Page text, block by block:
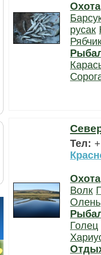
Охота
русак
Тел:
Охота
Волк
Олень
Голец